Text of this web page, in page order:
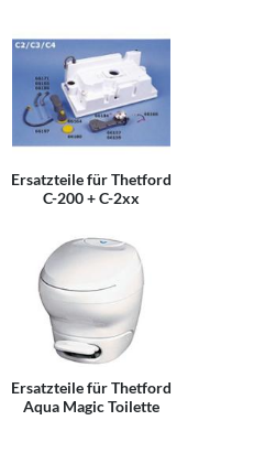
Ersatzteile für Thetford
C-200 + C-2xx
Ersatzteile für Thetford
Aqua Magic Toilette